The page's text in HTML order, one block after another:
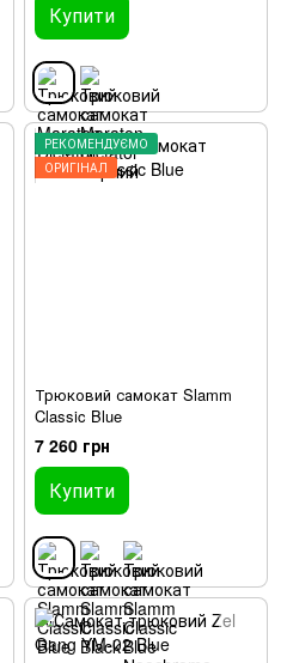
Купити
РЕКОМЕНДУЄМО
ОРИГІНАЛ
Трюковий самокат Slamm
Classic Blue
7 260 грн
Купити